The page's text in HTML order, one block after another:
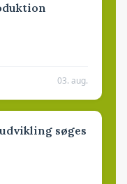
03. aug.
søges